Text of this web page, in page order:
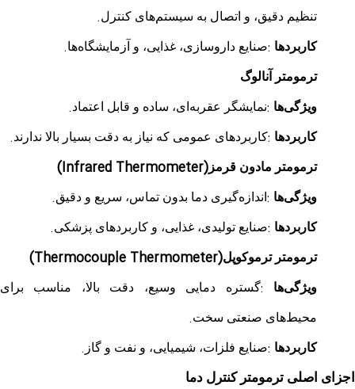
تنظیم دقیق، و اتصال به سیستم‌های کنترل.
کاربردها :صنایع داروسازی، غذایی، و آزمایشگاه‌ها.
ترمومتر آنالوگ
ویژگی‌ها :نمایشگر عقربه‌ای، ساده و قابل اعتماد.
کاربردها :کاربردهای عمومی که نیاز به دقت بسیار بالا ندارند.
ترمومتر مادون قرمز (Infrared Thermometer)
ویژگی‌ها : اندازه‌گیری دما بدون تماس، سریع و دقیق.
کاربردها :صنایع تولیدی، غذایی، و کاربردهای پزشکی.
ترمومتر ترموکوپل(Thermocouple Thermometer)
ویژگی‌ها :گستره دمایی وسیع، دقت بالا، مناسب برای
محیط‌های صنعتی سخت.
کاربردها :صنایع فلزات، شیمیایی، و نفت و گاز .
اجزای اصلی ترمومتر کنترل دما